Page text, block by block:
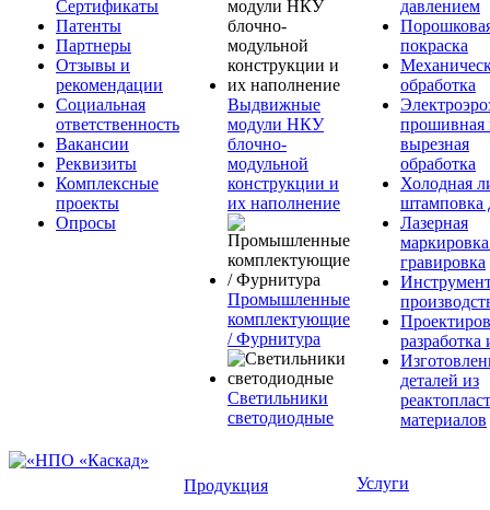
Сертификаты
Патенты
Партнеры
Отзывы и
рекомендации
Социальная
ответственность
Вакансии
Реквизиты
Комплексные
проекты
Опросы
Выдвижные
модули НКУ
блочно-
модульной
конструкции и
их наполнение
Промышленные
комплектующие
/ Фурнитура
Светильники
светодиодные
давлением
покраска
обработка
прошивная
вырезная
обработка
Холодная
штамповка
Лазерная
гравировка
разработка
деталей из
материалов
Продукция
Услуги